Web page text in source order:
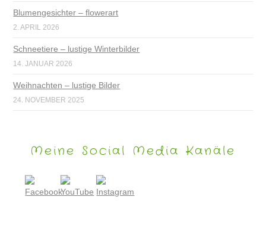
Blumengesichter – flowerart
2. APRIL 2026
Schneetiere – lustige Winterbilder
14. JANUAR 2026
Weihnachten – lustige Bilder
24. NOVEMBER 2025
Meine Social Media Kanäle